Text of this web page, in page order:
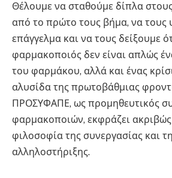
Θέλουμε να σταθούμε δίπλα
από το πρώτο τους βήμα, να τους
επάγγελμα και να τους δείξουμε
φαρμακοποιός δεν είναι απλώς
του φαρμάκου, αλλά και ένας
αλυσίδα της πρωτοβάθμιας
ΠΡΟΣΥΦΑΠΕ, ως προμηθευτικός
φαρμακοποιών, εκφράζει
φιλοσοφία της συνεργασίας και
αλληλοστήριξης.